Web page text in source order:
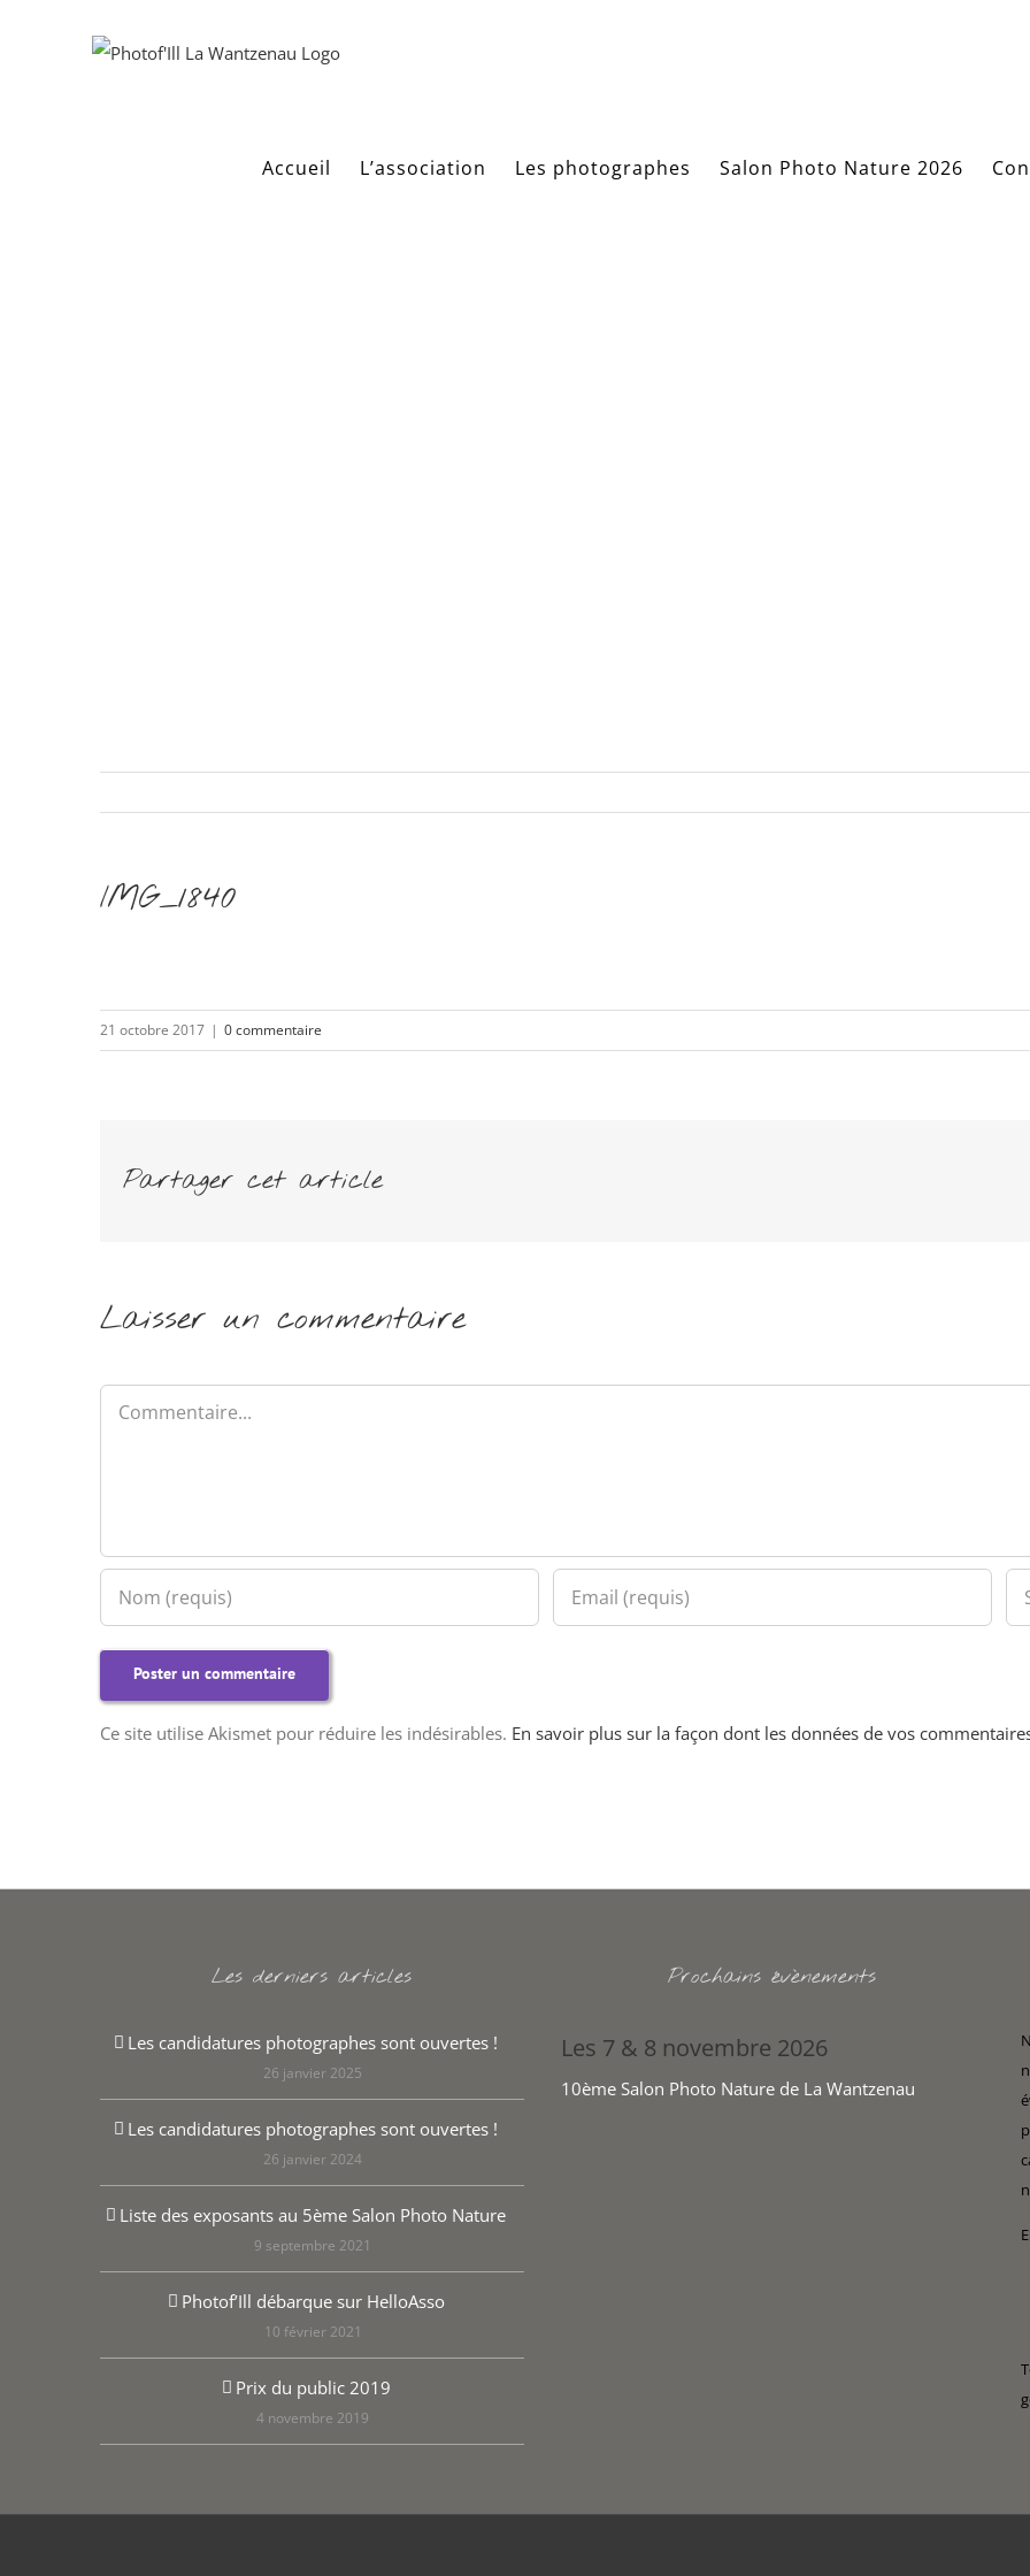
Accueil L’association Les photographes Salon Photo Nature 2026
IMG_1840
21 octobre 2017 | 0 commentaire
Partager cet article
Laisser un commentaire
Commentaire
Ce site utilise Akismet pour réduire les indésirables. En savoir plus sur la façon dont les données de vos
Les derniers articles
Les candidatures photographes sont ouvertes !
26 janvier 2025
Les candidatures photographes sont ouvertes !
26 janvier 2024
Liste des exposants au 5ème Salon Photo Nature
9 septembre 2021
Photof’Ill débarque sur HelloAsso
10 février 2021
Prix du public 2019
4 novembre 2019
Prochains évènements
Les 7 & 8 novembre 2026
10ème Salon Photo Nature de La Wantzenau